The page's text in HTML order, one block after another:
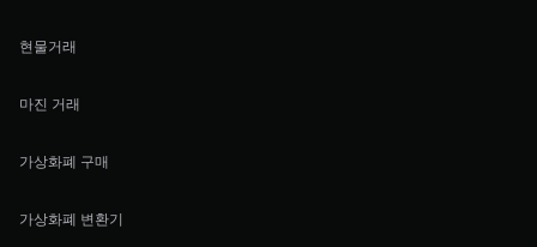
현물거래
마진 거래
가상화폐 구매
가상화폐 변환기